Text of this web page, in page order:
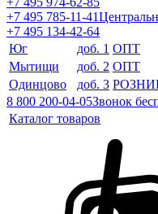
+7 495 785-11-41
+7 495 134-42-64
Юг
доб. 1 ОПТ
Мытищи
доб. 2 ОПТ
Одинцово
доб. 3
8 800 200-04-05Звонок
Каталог товаров